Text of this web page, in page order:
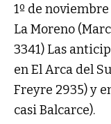
1º de
La Moreno
3341) Las
en El Arca del
Freyre 2935) y
casi Balcarce).